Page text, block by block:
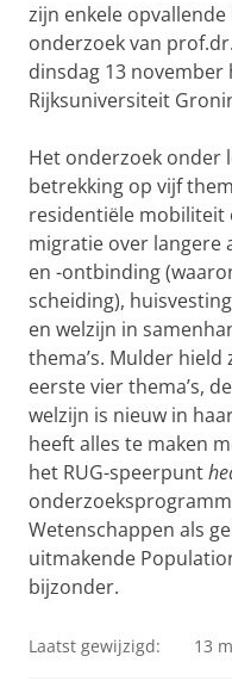
zijn enkele
onderzoek van
dinsdag 13
Rijksuniversiteit
Het onderzoek onder
betrekking op vijf
residentiële mobiliteit
migratie over langere
en -ontbinding
scheiding),
en welzijn in
thema’s. Mulder
eerste vier thema’s,
welzijn is nieuw in
heeft alles te maken
het RUG-speerpunt
Wetenschappen als
uitmakende
bijzonder.
Laatst gewijzigd: 13